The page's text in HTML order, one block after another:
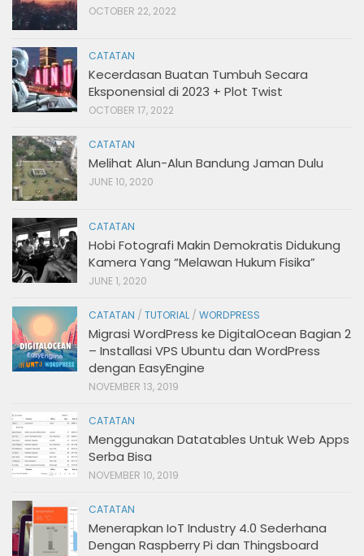
OCTOBER 22, 2022
CATATAN
Kecerdasan Buatan Tumbuh Secara
Eksponensial di 2023 + Plot Twist
OCTOBER 17, 2022
CATATAN
Melihat Alun-Alun Bandung Jaman Dulu
JUNE 10, 2020
CATATAN
Hobi Fotografi Makin Demokratis Didukung
Kamera Yang “Melawan Hukum Fisika”
JUNE 1, 2020
CATATAN / TUTORIAL / WORDPRESS
Migrasi WordPress ke DigitalOcean Bagian 2
– Installasi VPS Ubuntu dan WordPress
dengan EasyEngine
NOVEMBER 13, 2019
CATATAN
Menggunakan Datatables Untuk Web Apps
Serba Bisa
NOVEMBER 10, 2019
CATATAN
Menerapkan IoT Industry 4.0 Sederhana
Dengan Raspberry Pi dan Thingsboard